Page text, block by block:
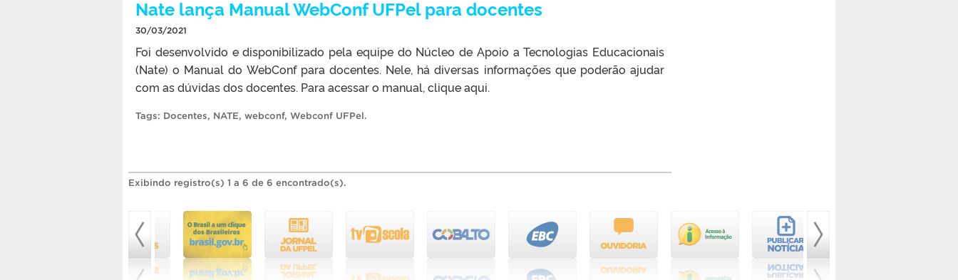
Nate lança Manual WebConf UFPel para docentes
30/03/2021
Foi desenvolvido e disponibilizado pela equipe do Núcleo de Apoio a Tecnologias Educacionais
(Nate) o Manual do WebConf para docentes. Nele, há diversas informações que poderão ajudar
com as dúvidas dos docentes. Para acessar o manual, clique aqui.
Tags: Docentes, NATE, webconf, Webconf UFPel.
Exibindo registro(s) 1 a 6 de 6 encontrado(s).